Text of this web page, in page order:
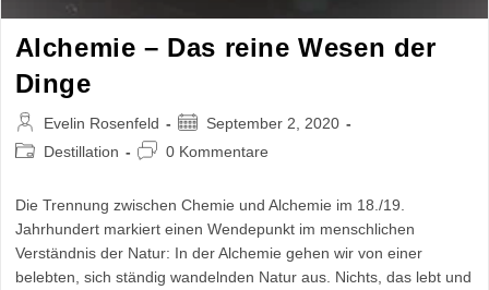
Alchemie – Das reine Wesen der
Dinge
Beitrags-
Autor:
Evelin Rosenfeld
Beitrag
veröffentlicht:
September 2, 2020
Beitrags-Destillation
Beitrags-0 Kommentare
Die Trennung zwischen Chemie und Alchemie im 18./19.
Jahrhundert markiert einen Wendepunkt im menschlichen
Verständnis der Natur: In der Alchemie gehen wir von einer
belebten, sich ständig wandelnden Natur aus. Nichts, das lebt und